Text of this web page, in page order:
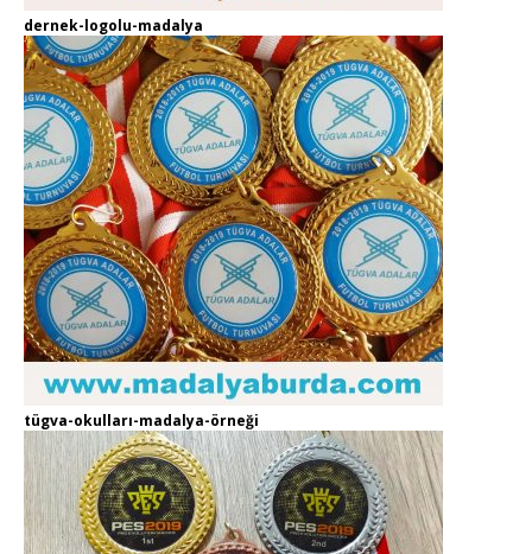
dernek-logolu-madalya
tügva-okulları-madalya-örneği